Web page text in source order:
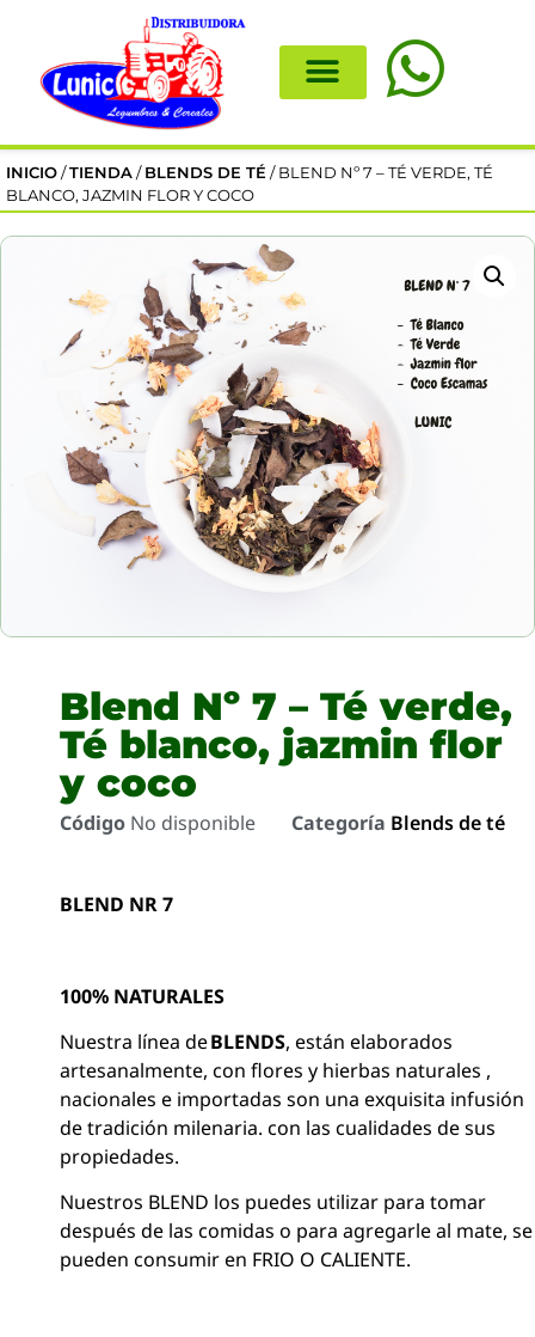
INICIO /TIENDA / BLENDS DE TÉ / BLEND Nº 7 – TÉ VERDE, TÉ
BLANCO, JAZMIN FLOR Y COCO
Blend Nº 7 – Té verde,
Té blanco, jazmin flor
y coco
Código No disponible Categoría Blends de té
BLEND NR 7
100% NATURALES
Nuestra línea deBLENDS, están elaborados
artesanalmente, con flores y hierbas naturales ,
nacionales e importadas son una exquisita infusión
de tradición milenaria. con las cualidades de sus
propiedades.
Nuestros BLEND los puedes utilizar para tomar
después de las comidas o para agregarle al mate, se
pueden consumir en FRIO O CALIENTE.